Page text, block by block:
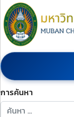
การค้นหา
การค้นหา